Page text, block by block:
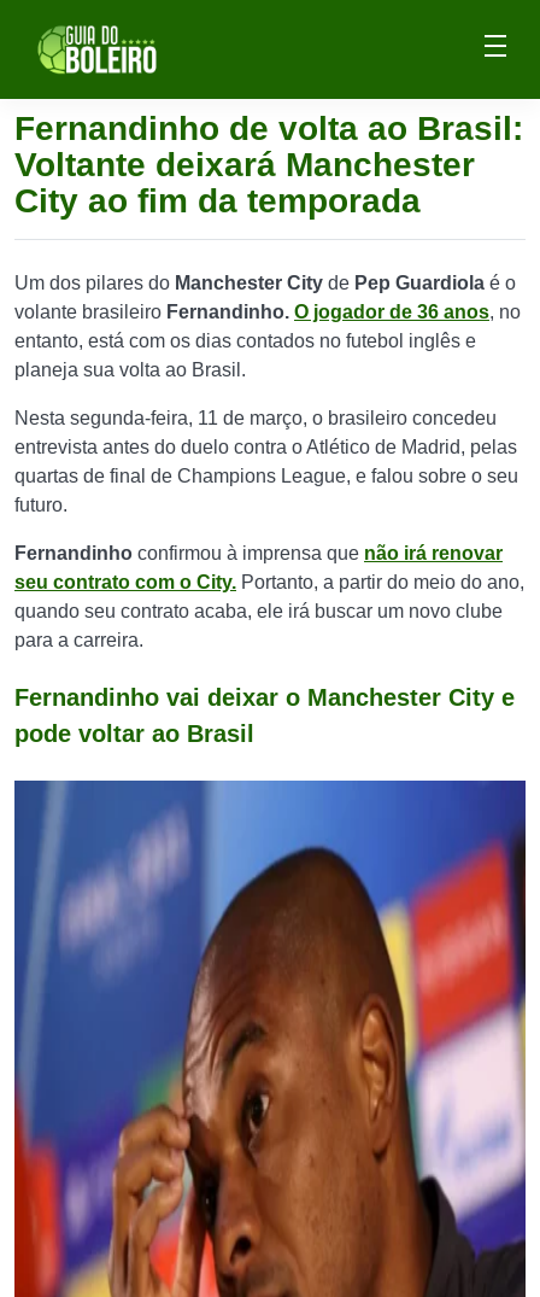
Fernandinho de volta ao Brasil:
Voltante deixará Manchester
City ao fim da temporada
Um dos pilares do Manchester City de Pep Guardiola é o
volante brasileiro Fernandinho. O jogador de 36 anos, no
entanto, está com os dias contados no futebol inglês e
planeja sua volta ao Brasil.
Nesta segunda-feira, 11 de março, o brasileiro concedeu
entrevista antes do duelo contra o Atlético de Madrid, pelas
quartas de final de Champions League, e falou sobre o seu
futuro.
Fernandinho confirmou à imprensa que não irá renovar
seu contrato com o City. Portanto, a partir do meio do ano,
quando seu contrato acaba, ele irá buscar um novo clube
para a carreira.
Fernandinho vai deixar o Manchester City e
pode voltar ao Brasil